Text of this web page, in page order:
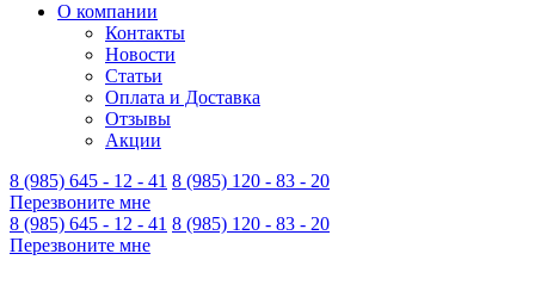
О компании
Контакты
Новости
Статьи
Оплата и Доставка
Отзывы
Акции
8 (985) 645 - 12 - 41 8 (985) 120 - 83 - 20
Перезвоните мне
8 (985) 645 - 12 - 41 8 (985) 120 - 83 - 20
Перезвоните мне